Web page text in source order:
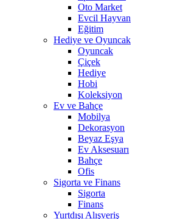
Oto Market
Evcil Hayvan
Eğitim
Hediye ve Oyuncak
Oyuncak
Çiçek
Hediye
Hobi
Koleksiyon
Ev ve Bahçe
Mobilya
Dekorasyon
Beyaz Eşya
Ev Aksesuarı
Bahçe
Ofis
Sigorta ve Finans
Sigorta
Finans
Yurtdışı Alışveriş